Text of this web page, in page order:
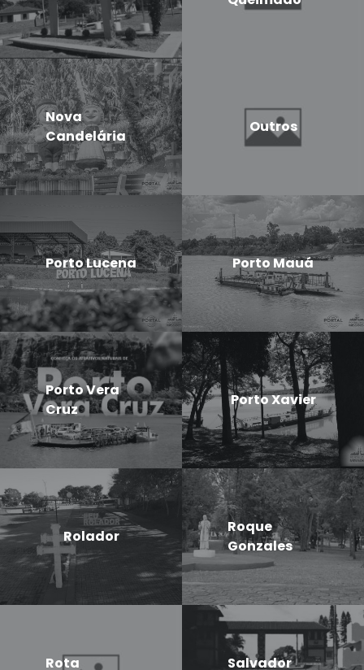
Nova
Candelária
Outros
Porto Lucena Porto Mauá
Porto Vera
Cruz
Porto Xavier
Rolador
Roque
Gonzales
Rota Salvador